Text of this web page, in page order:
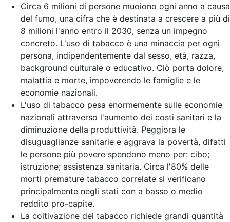
Circa 6 milioni di persone muoiono ogni anno a causa
del fumo, una cifra che è destinata a crescere a più di
8 milioni l'anno entro il 2030, senza un impegno
concreto. L'uso di tabacco è una minaccia per ogni
persona, indipendentemente dal sesso, età, razza,
background culturale o educativo. Ciò porta dolore,
malattia e morte, impoverendo le famiglie e le
economie nazionali.
L'uso di tabacco pesa enormemente sulle economie
nazionali attraverso l'aumento dei costi sanitari e la
diminuzione della produttività. Peggiora le
disuguaglianze sanitarie e aggrava la povertà, difatti
le persone più povere spendono meno per: cibo;
istruzione; assistenza sanitaria. Circa l'80% delle
morti premature tabacco correlate si verificano
principalmente negli stati con a basso o medio
reddito pro-capite.
La coltivazione del tabacco richiede grandi quantità